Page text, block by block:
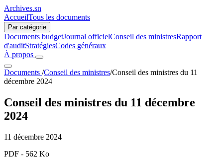
Archives.sn
AccueilTous les documents
Par catégorie
Documents budgetJournal officielConseil des ministresRapport
d'auditStratégiesCodes généraux
À propos
Documents /Conseil des ministres/Conseil des ministres du 11
décembre 2024
Conseil des ministres du 11 décembre
2024
11 décembre 2024
PDF - 562 Ko